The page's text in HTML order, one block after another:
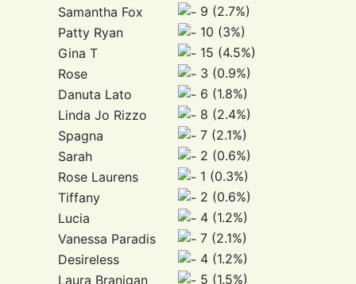
Samantha Fox
9 (2.7%)
Patty Ryan
10 (3%)
Gina T
15 (4.5%)
Rose
3 (0.9%)
Danuta Lato
6 (1.8%)
Linda Jo Rizzo
8 (2.4%)
Spagna
7 (2.1%)
Sarah
2 (0.6%)
Rose Laurens
1 (0.3%)
Tiffany
2 (0.6%)
Lucia
4 (1.2%)
Vanessa Paradis
7 (2.1%)
Desireless
4 (1.2%)
Laura Branigan
5 (1.5%)